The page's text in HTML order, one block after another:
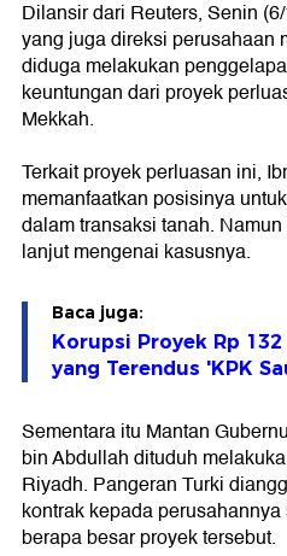
Dilansir dari Reuters, Senin
yang juga direksi perusahaan
diduga melakukan
keuntungan dari proyek
Mekkah.
Terkait proyek perluasan ini,
memanfaatkan posisinya
dalam transaksi tanah.
lanjut mengenai kasusnya.
Baca juga:
Korupsi Proyek Rp
yang Terendus 'KPK
Sementara itu Mantan
bin Abdullah dituduh
Riyadh. Pangeran Turki
kontrak kepada
berapa besar proyek tersebut.